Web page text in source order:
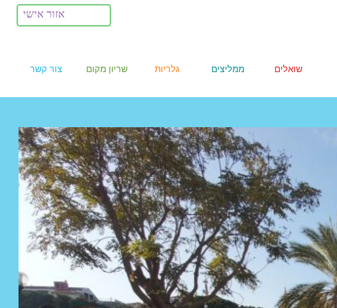
אזור אישי
שואלים ממליצים גלריות
Summer
Camp
וידאו
שריון מקום צור קשר